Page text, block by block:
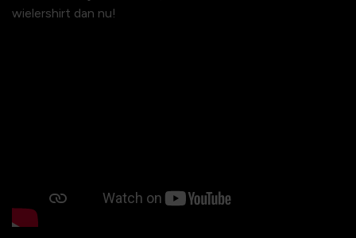
wielershirt dan nu!